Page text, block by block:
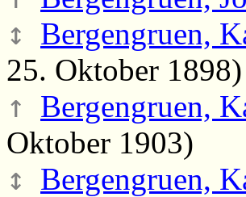
↕ Bergengruen,
25. Oktober 1898)
↑ Bergengruen,
Oktober 1903)
↕ Bergengruen,